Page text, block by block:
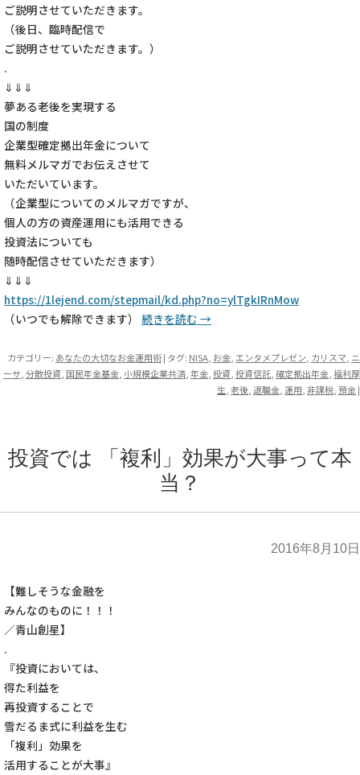
ご説明させていただきます。
（後日、臨時配信で
ご説明させていただきます。）
.
⇓⇓⇓
夢ある老後を実現する
国の制度
企業型確定拠出年金について
無料メルマガでお伝えさせて
いただいています。
（企業型についてのメルマガですが、
個人の方の資産運用にも活用できる
投資法についても
随時配信させていただきます）
⇓⇓⇓
https://1lejend.com/stepmail/kd.php?no=ylTgkIRnMow
（いつでも解除できます） 続きを読む →
カテゴリー: あなたの大切なお金運用術| タグ: NISA, お金, エンタメプレゼン, カリスマ, ニ
ーサ,分散投資, 国民年金基金,小規模企業共済,年金,投資,投資信託, 確定拠出年金,福利厚
生,老後,退職金,運用,非課税,預金|
投資では 「複利」効果が大事って本
当？
2016年8月10日
【難しそうな金融を
みんなのものに！！！
／青山創星】
.
『投資においては、
得た利益を
再投資することで
雪だるま式に利益を生む
「複利」効果を
活用することが大事』